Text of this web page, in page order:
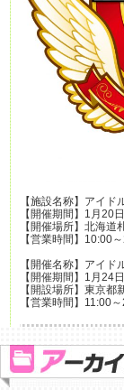
【施設名称】アイ
【開催期間】1月20
【開催場所】北海
【営業時間】10:00
【開催名称】アイ
【開催期間】1月24
【開設場所】東京
【営業時間】11:00